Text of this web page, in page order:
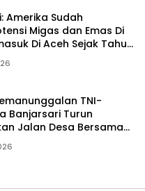
Amerika Sudah
Migas dan Emas Di
Di Aceh Sejak Tahun
TNI-
Banjarsari Turun
Jalan Desa Bersama